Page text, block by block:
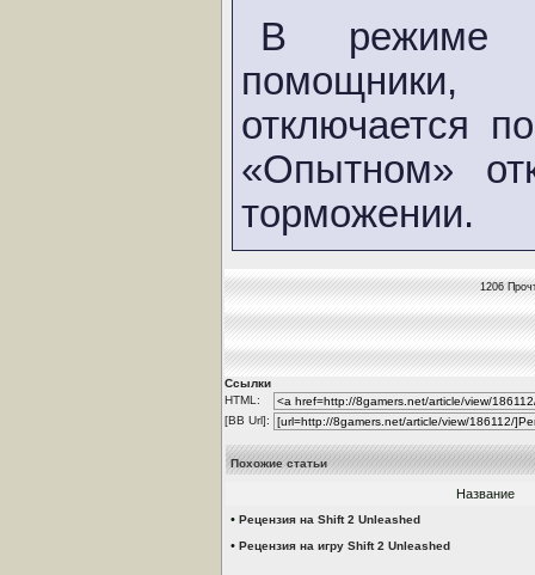
В режиме
отключается
«Опытном»
торможении.
1206
Ссылки
HTML:
[BB Url]:
Похожие статьи
Название
• Рецензия на Shift 2 Unleashed
• Рецензия на игру Shift 2 Unleashed